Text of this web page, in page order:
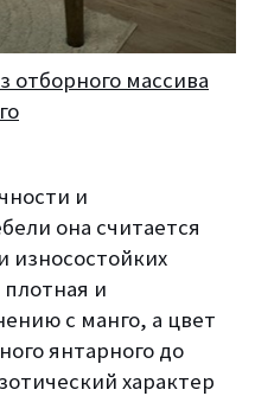
отборного массива
и
она считается
износостойких
и
с манго, а цвет
янтарного до
характер